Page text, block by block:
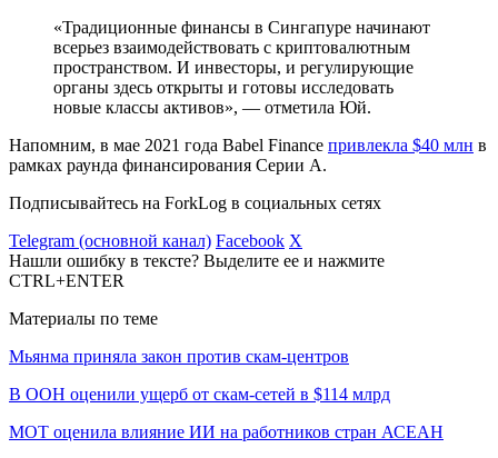
«Традиционные финансы в Сингапуре начинают
всерьез взаимодействовать с криптовалютным
пространством. И инвесторы, и регулирующие
органы здесь открыты и готовы исследовать
новые классы активов», — отметила Юй.
Напомним, в мае 2021 года Babel Finance привлекла $40 млн в
рамках раунда финансирования Серии A.
Подписывайтесь на ForkLog в социальных сетях
Telegram (основной канал) Facebook X
Нашли ошибку в тексте? Выделите ее и нажмите
CTRL+ENTER
Материалы по теме
Мьянма приняла закон против скам-центров
В ООН оценили ущерб от скам-сетей в $114 млрд
МОТ оценила влияние ИИ на работников стран АСЕАН